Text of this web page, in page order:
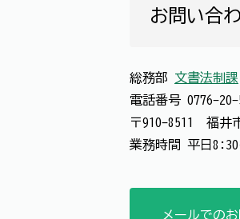
お問い合
総務部 文書法制課
電話番号 0776-20-
〒910-8511 福井
業務時間 平日8:30
メールでの